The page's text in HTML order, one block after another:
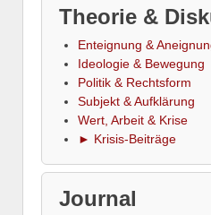
Theorie &
Enteignung &
Ideologie & Bewegung
Politik & Rechtsform
Subjekt & Aufklärung
Wert, Arbeit & Krise
► Krisis-Beiträge
Journal